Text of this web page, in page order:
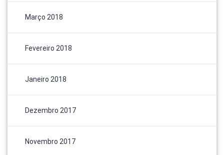
Março 2018
Fevereiro 2018
Janeiro 2018
Dezembro 2017
Novembro 2017